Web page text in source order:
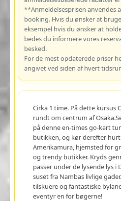
**Anmeldelsesprisen anvendes
booking. Hvis du ønsker at
eksempel hvis du ønsker at
bedes du informere vores
besked.
For de mest opdaterede priser
angivet ved siden af hvert
Cirka 1 time. På dette kursus
rundt om centrum af
på denne en-times go-kart
butikken, og kør derefter
Amerikamura, hjemsted for
og trendy butikker. Kryds
passer under de lysende lys
suset fra Nambas livlige
tilskuere og fantastiske
eventyr en for bøgerne!